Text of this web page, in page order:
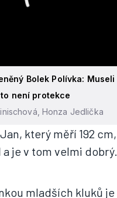
Bolek Polívka: Museli
není protekce
Honza Jedlička
který měří 192
je v tom velmi dobrý.
mladších kluků je